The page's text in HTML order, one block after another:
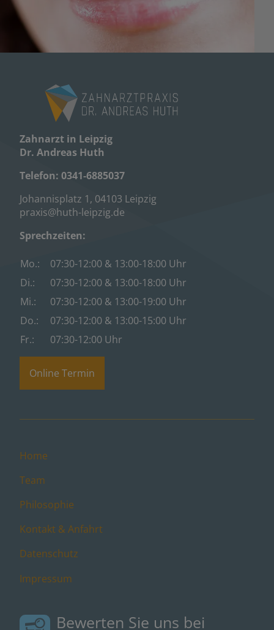
Zahnarzt in Leipzig
Dr. Andreas Huth
Telefon: 0341-6885037
Johannisplatz 1, 04103 Leipzig
praxis@huth-leipzig.de
Sprechzeiten:
Mo.:
07:30-12:00 & 13:00-18:00 Uhr
Di.:
07:30-12:00 & 13:00-18:00 Uhr
Mi.:
07:30-12:00 & 13:00-19:00 Uhr
Do.:
07:30-12:00 & 13:00-15:00 Uhr
Fr.:
07:30-12:00 Uhr
Online Termin
Home
Team
Philosophie
Kontakt & Anfahrt
Datenschutz
Impressum
Bewerten Sie uns bei